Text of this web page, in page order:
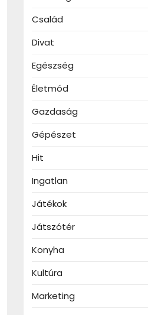
Család
Divat
Egészség
Életmód
Gazdaság
Gépészet
Hit
Ingatlan
Játékok
Játszótér
Konyha
Kultúra
Marketing